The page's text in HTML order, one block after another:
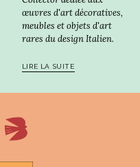
œuvres d'art décoratives,
meubles et objets d'art
rares du design Italien.
LIRE LA SUITE